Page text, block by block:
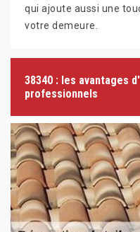
qui ajoute aussi une
votre demeure.
38340 : les avantages
professionnels